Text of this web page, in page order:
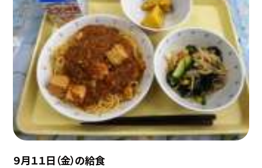
９月１１日（金）の給食